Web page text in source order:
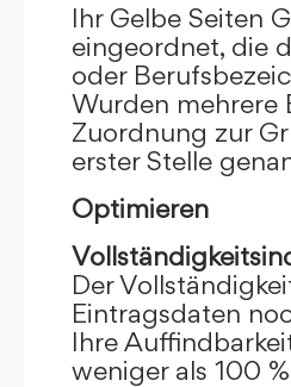
Ihr Gelbe Seiten
eingeordnet, die
oder
Wurden mehrere
Zuordnung zur
erster Stelle
Optimieren
Der
Eintragsdaten
Ihre
weniger als 100